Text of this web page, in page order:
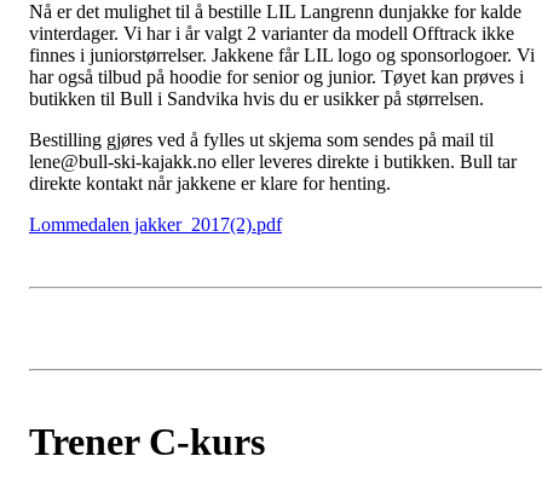
Nå er det mulighet til å bestille LIL Langrenn dunjakke for kalde
vinterdager. Vi har i år valgt 2 varianter da modell Offtrack ikke
finnes i juniorstørrelser. Jakkene får LIL logo og sponsorlogoer. Vi
har også tilbud på hoodie for senior og junior. Tøyet kan prøves i
butikken til Bull i Sandvika hvis du er usikker på størrelsen.
Bestilling gjøres ved å fylles ut skjema som sendes på mail til
lene@bull-ski-kajakk.no eller leveres direkte i butikken. Bull tar
direkte kontakt når jakkene er klare for henting.
Lommedalen jakker_2017(2).pdf
Trener C-kurs